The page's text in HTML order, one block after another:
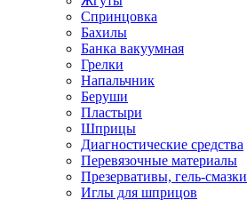
Спринцовка
Бахилы
Банка вакуумная
Грелки
Напальчник
Беруши
Пластыри
Шприцы
Диагностические средства
Перевязочные материалы
Презервативы, гель-смазки
Иглы для шприцов